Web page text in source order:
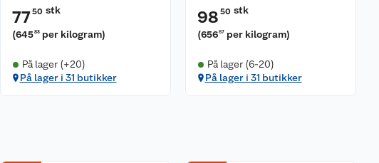
7750 stk
(64583 per kilogram)
På lager (+20)
På lager i 31 butikker
98 50 stk
(65667 per kilogram)
På lager (6-20)
På lager i 31 butikker